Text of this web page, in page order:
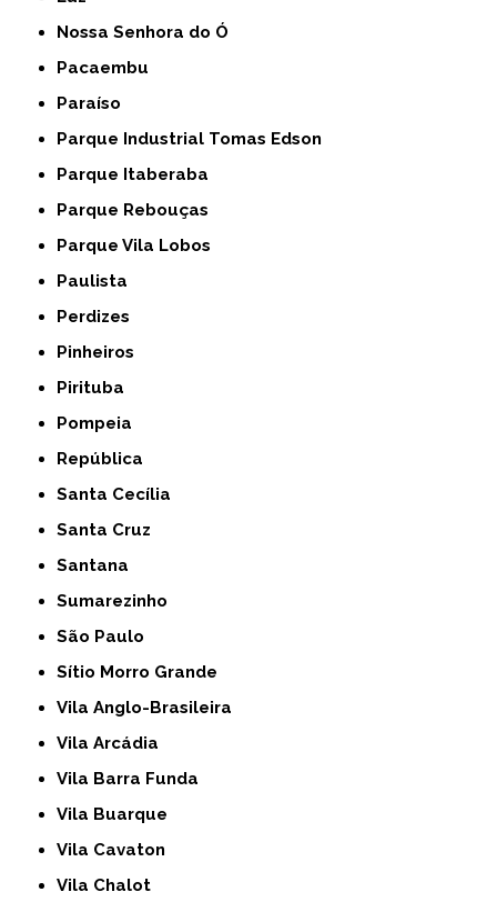
Nossa Senhora do Ó
Pacaembu
Paraíso
Parque Industrial Tomas Edson
Parque Itaberaba
Parque Rebouças
Parque Vila Lobos
Paulista
Perdizes
Pinheiros
Pirituba
Pompeia
República
Santa Cecília
Santa Cruz
Santana
Sumarezinho
São Paulo
Sítio Morro Grande
Vila Anglo-Brasileira
Vila Arcádia
Vila Barra Funda
Vila Buarque
Vila Cavaton
Vila Chalot